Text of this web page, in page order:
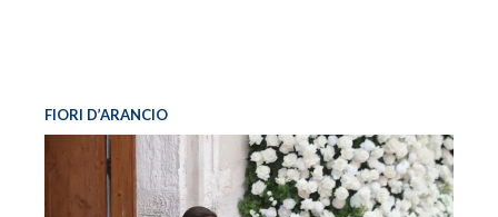
FIORI D’ARANCIO